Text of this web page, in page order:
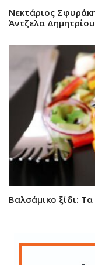
Νεκτάριος
Άντζελα Δημητρίου
Βαλσάμικο ξίδι: